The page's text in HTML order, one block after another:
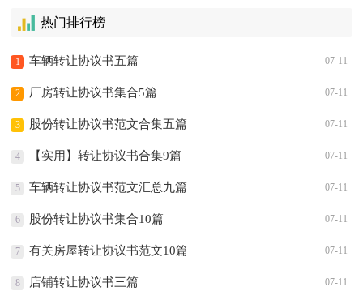
热门排行榜
1 07-11
车辆转让协议书五篇
2 07-11
厂房转让协议书集合5篇
3 07-11
股份转让协议书范文合集五篇
4 07-11
【实用】转让协议书合集9篇
5 07-11
车辆转让协议书范文汇总九篇
6 07-11
股份转让协议书集合10篇
7 07-11
有关房屋转让协议书范文10篇
8 07-11
店铺转让协议书三篇